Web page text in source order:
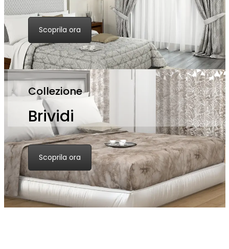
Scoprila ora
Collezione
Brividi
Scoprila ora